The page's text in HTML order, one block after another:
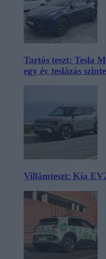
Tartós teszt: Tesla
egy év teslázás
Villámteszt: Kia